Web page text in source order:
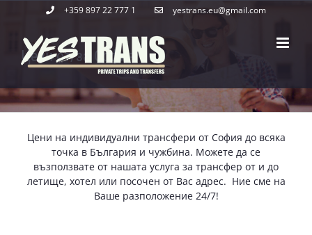
content
+359 897 22 777 1 yestrans.eu@gmail.com
Цени от/за София
Цени на индивидуални трансфери от София до всяка
точка в България и чужбина. Можете да се
възползвате от нашата услуга за трансфер от и до
летище, хотел или посочен от Вас адрес. Ние сме на
Ваше разположение 24/7!